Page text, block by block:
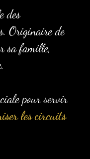
des
Originaire de
sa famille,
.
pour servir
les circuits